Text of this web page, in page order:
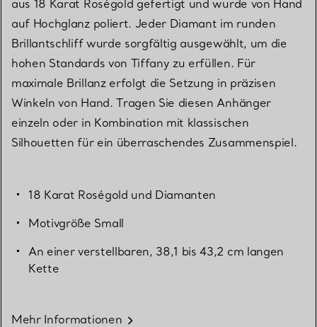
aus 18 Karat Roségold gefertigt und wurde von Hand
auf Hochglanz poliert. Jeder Diamant im runden
Brillantschliff wurde sorgfältig ausgewählt, um die
hohen Standards von Tiffany zu erfüllen. Für
maximale Brillanz erfolgt die Setzung in präzisen
Winkeln von Hand. Tragen Sie diesen Anhänger
einzeln oder in Kombination mit klassischen
Silhouetten für ein überraschendes Zusammenspiel.
18 Karat Roségold und Diamanten
Motivgröße Small
An einer verstellbaren, 38,1 bis 43,2 cm langen
Kette
Mehr Informationen